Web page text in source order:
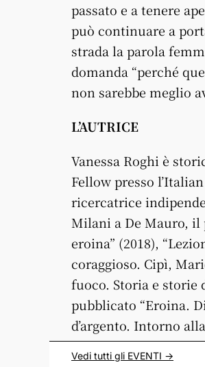
passato e a tenere
può continuare a
strada la parola
domanda “perché
non sarebbe meglio
L’AUTRICE
Vanessa Roghi è
Fellow presso
ricercatrice
Milani a De Mauro, il
eroina” (2018),
coraggioso. Cipì,
fuoco. Storia e storie
pubblicato “Eroina.
d’argento. Intorno
Vedi tutti gli EVENTI ->